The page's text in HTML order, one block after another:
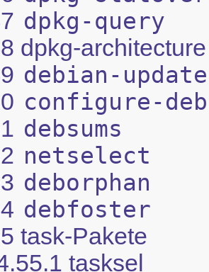
dpkg-query
dpkg-architecture
debian-
configure-
debsums
netselect
deborphan
debfoster
task-Pakete
tasksel